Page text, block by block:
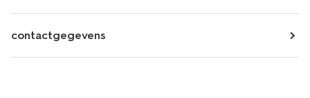
contactgegevens